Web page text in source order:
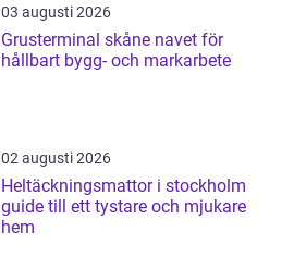
03 augusti 2026
Grusterminal skåne navet för
hållbart bygg- och markarbete
02 augusti 2026
Heltäckningsmattor i stockholm
guide till ett tystare och mjukare
hem